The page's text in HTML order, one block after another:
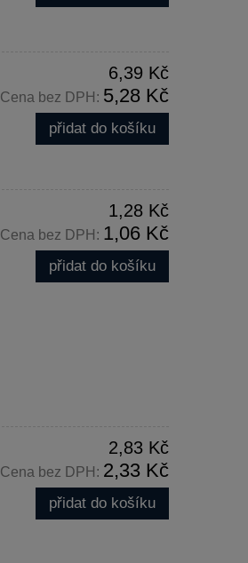
6,39 Kč
Cena bez DPH: 5,28 Kč
přidat do košíku
1,28 Kč
Cena bez DPH: 1,06 Kč
přidat do košíku
2,83 Kč
Cena bez DPH: 2,33 Kč
přidat do košíku